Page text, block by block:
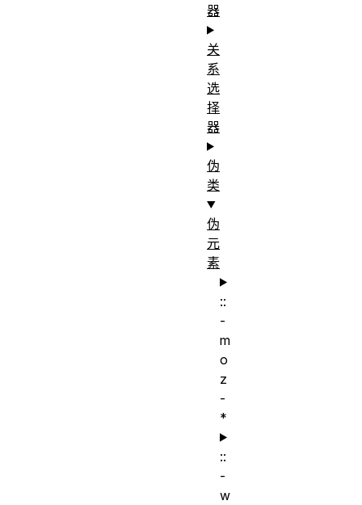
器
关
系
选
择
器
伪
类
伪
元
素
::
-
m
o
z
-
*
::
-
w